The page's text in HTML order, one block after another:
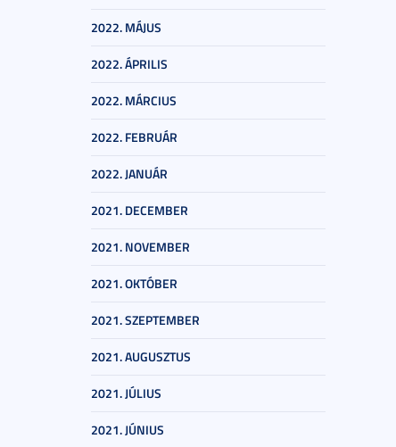
2022. MÁJUS
2022. ÁPRILIS
2022. MÁRCIUS
2022. FEBRUÁR
2022. JANUÁR
2021. DECEMBER
2021. NOVEMBER
2021. OKTÓBER
2021. SZEPTEMBER
2021. AUGUSZTUS
2021. JÚLIUS
2021. JÚNIUS